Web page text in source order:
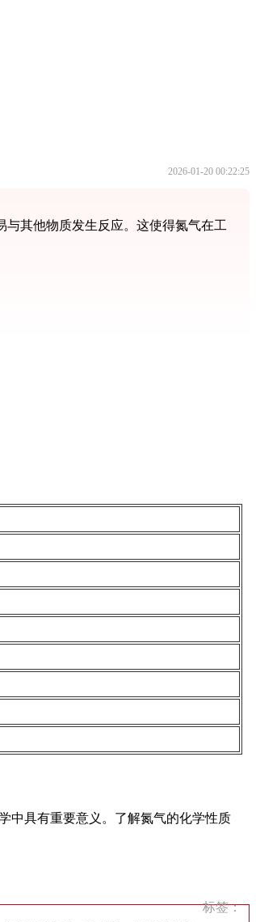
2026-01-20 00:22:25
与其他物质发生反应。这使得氮气在工
中具有重要意义。了解氮气的化学性质
标签：